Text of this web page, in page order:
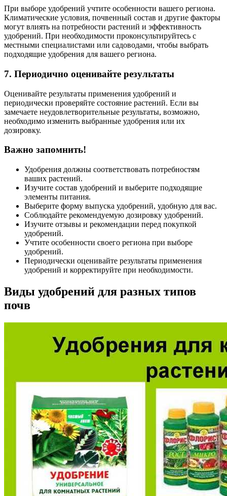
При выборе удобрений учтите особенности вашего региона.
Климатические условия, почвенный состав и другие факторы
могут влиять на потребности растений и эффективность
удобрений. При необходимости проконсультируйтесь с
местными специалистами или садоводами, чтобы выбрать
подходящие удобрения для вашего региона.
7. Периодично оценивайте результаты
Оценивайте результаты применения удобрений и
периодически проверяйте состояние растений. Если вы
замечаете неудовлетворительные результаты, возможно,
необходимо изменить выбранные удобрения или их
дозировку.
Важно запомнить!
Удобрения должны соответствовать потребностям
ваших растений.
Изучите состав удобрений и выберите подходящие
элементы питания.
Выберите форму выпуска удобрений, удобную для вас.
Соблюдайте рекомендуемую дозировку удобрений.
Изучите отзывы и рекомендации перед покупкой
удобрений.
Учтите особенности своего региона при выборе
удобрений.
Периодически оценивайте результаты применения
удобрений и корректируйте при необходимости.
Виды удобрений для разных типов
почв